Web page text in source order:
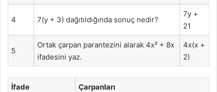
4 7(y + 3) dağıtıldığında sonuç nedir?
7y +
21
5
Ortak çarpan parantezini alarak 4x² + 8x
ifadesini yaz.
4x(x +
2)
İfade Çarpanları